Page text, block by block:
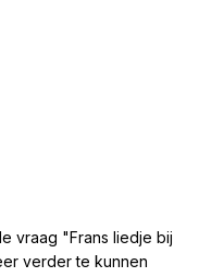
vraag "Frans liedje bij
verder te kunnen